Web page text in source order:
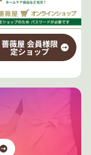
薔薇屋 会員様限
定ショップ